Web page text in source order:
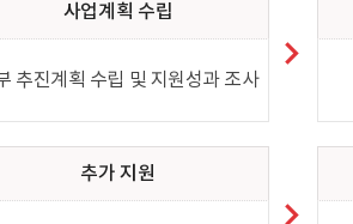
사업계획 수립
추진계획 수립 및 지원성과 조사
추가 지원